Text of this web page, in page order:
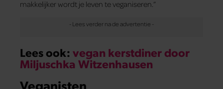
makkelijker wordt je leven te veganiseren.”
Lees ook:vegan kerstdiner door
Miljuschka Witzenhausen
Veganisten